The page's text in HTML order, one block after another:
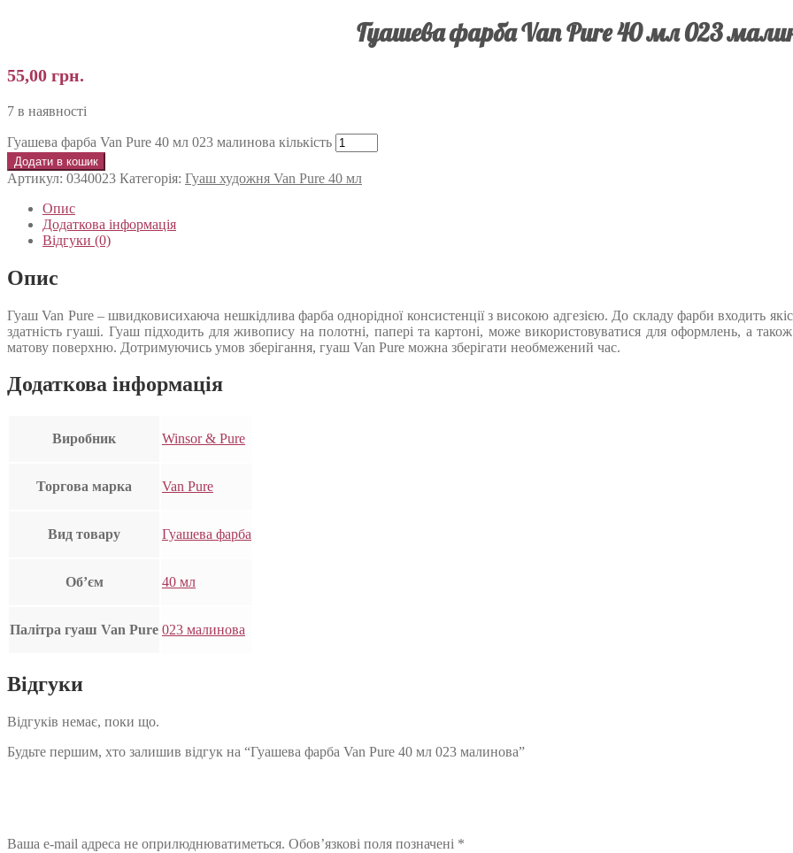
Гуашева фарба Van Pure 40 мл 023
55,00 грн.
7 в наявності
Гуашева фарба Van Pure 40 мл 023 малинова кількість
Додати в кошик
Артикул: 0340023 Категорія: Гуаш художня Van Pure 40 мл
Опис
Додаткова інформація
Відгуки (0)
Опис
Гуаш Van Pure – швидковисихаюча нешкідлива фарба однорідної консистенції з високою адгезією. До складу фарби входить
здатність гуаші. Гуаш підходить для живопису на полотні, папері та картоні, може використовуватися для оформлень, а
матову поверхню. Дотримуючись умов зберігання, гуаш Van Pure можна зберігати необмежений час.
Додаткова інформація
Виробник Winsor & Pure
Торгова марка Van Pure
Вид товару Гуашева фарба
Об’єм 40 мл
Палітра гуаш Van Pure 023 малинова
Відгуки
Відгуків немає, поки що.
Будьте першим, хто залишив відгук на “Гуашева фарба Van Pure 40 мл 023 малинова”
Ваша e-mail адреса не оприлюднюватиметься. Обов’язкові поля позначені *